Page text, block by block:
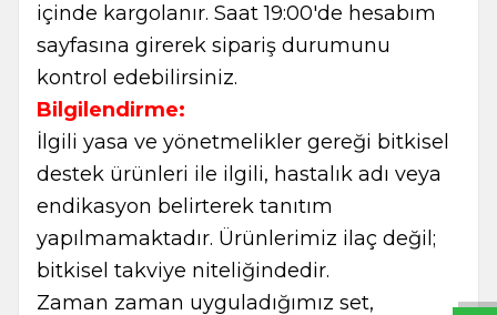
içinde kargolanır. Saat 19:00'de hesabım
sayfasına girerek sipariş durumunu
kontrol edebilirsiniz.
Bilgilendirme:
İlgili yasa ve yönetmelikler gereği bitkisel
destek ürünleri ile ilgili, hastalık adı veya
endikasyon belirterek tanıtım
yapılmamaktadır. Ürünlerimiz ilaç değil;
bitkisel takviye niteliğindedir.
Zaman zaman uyguladığımız set,